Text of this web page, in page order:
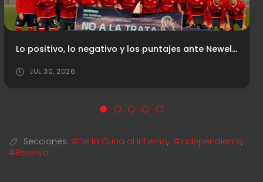
Último antecedente vs. Platense
AGO 06, 2026
Secciones: #De la Cuna al Infierno, #Independiente,
#Reserva